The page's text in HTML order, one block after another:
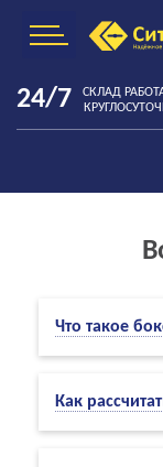
24/7
СКЛАД
Что такое
Как